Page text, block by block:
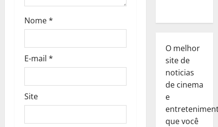
n
Nome*
E-mail *
Site
O melhor
site de
noticias
de cinema
e
que você